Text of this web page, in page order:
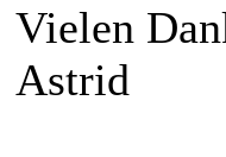
Vielen
Astrid